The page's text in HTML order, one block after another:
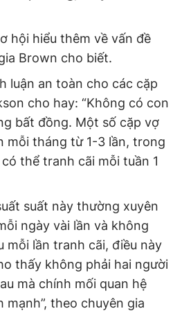
hội hiểu thêm về vấn đề
Brown cho biết.
luận an toàn cho các cặp
cho hay: “Không có con
bất đồng. Một số cặp vợ
mỗi tháng từ 1-3 lần, trong
thể tranh cãi mỗi tuần 1
suất này thường xuyên
ngày vài lần và không
mỗi lần tranh cãi, điều này
thấy không phải hai người
mà chính mối quan hệ
mạnh”, theo chuyên gia